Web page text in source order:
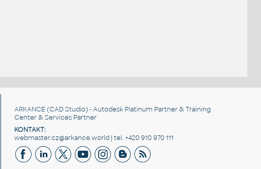
ARKANCE (CAD Studio) - Autodesk Platinum Partner & Training
Center & Services Partner
KONTAKT:
webmaster.cz@arkance.world | tel. +420 910 970 111